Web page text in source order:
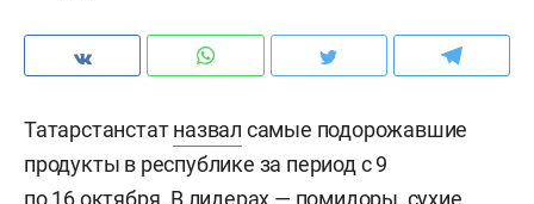
Татарстанстатназвал самые подорожавшие
продукты в республике за период с 9
по 16 октября. В лидерах — помидоры, сухие